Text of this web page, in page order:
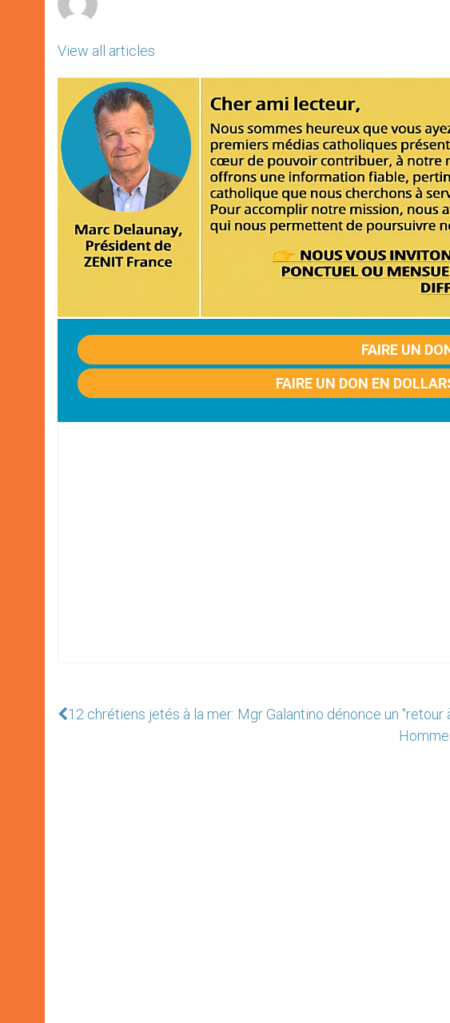
View all articles
FAIRE UN
FAIRE UN DON EN
12 chrétiens jetés à la mer: Mgr Galantino dénonce un "retour